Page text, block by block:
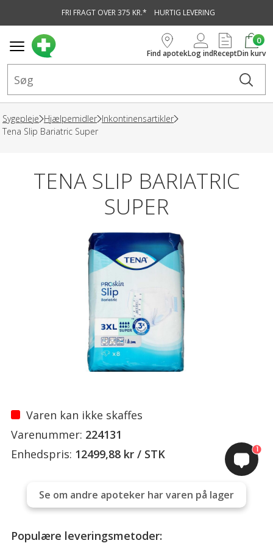
FRI FRAGT OVER 375 KR.* HURTIG LEVERING
Find apotekLog indRecept
0
Din kurv
Sygepleje Hjælpemidler Inkontinensartikler
Tena Slip Bariatric Super
TENA SLIP BARIATRIC
SUPER
Varen kan ikke skaffes
Varenummer: 224131
Enhedspris: 12499,88 kr / STK
Se om andre apoteker har varen på lager
Populære leveringsmetoder:
1